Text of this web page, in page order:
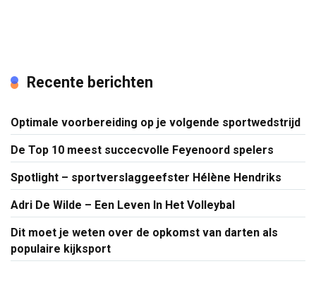
Recente berichten
Optimale voorbereiding op je volgende sportwedstrijd
De Top 10 meest succecvolle Feyenoord spelers
Spotlight – sportverslaggeefster Hélène Hendriks
Adri De Wilde – Een Leven In Het Volleybal
Dit moet je weten over de opkomst van darten als
populaire kijksport